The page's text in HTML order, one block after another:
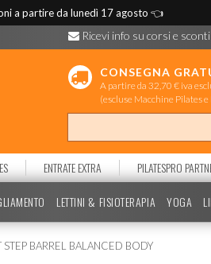
a partire da lunedì 17 agosto 👈
Ricevi info su corsi e
CONSEGNA
A partire da 32,70 € iva
(escluse Macchine Pilates
ENTRATE EXTRA PILATESPRO
LETTINI & FISIOTERAPIA YOGA
STEP BARREL BALANCED BODY